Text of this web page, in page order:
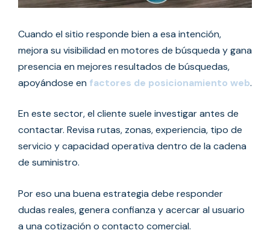
Cuando el sitio responde bien a esa intención,
mejora su visibilidad en motores de búsqueda y gana
presencia en mejores resultados de búsquedas,
apoyándose en factores de posicionamiento web.
En este sector, el cliente suele investigar antes de
contactar. Revisa rutas, zonas, experiencia, tipo de
servicio y capacidad operativa dentro de la cadena
de suministro.
Por eso una buena estrategia debe responder
dudas reales, genera confianza y acercar al usuario
a una cotización o contacto comercial.